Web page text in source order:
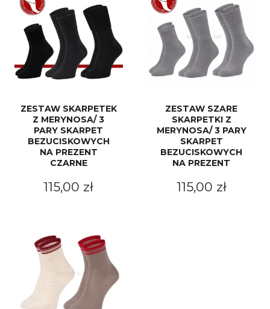
ZESTAW SKARPETEK
Z MERYNOSA/ 3
PARY SKARPET
BEZUCISKOWYCH
NA PREZENT
CZARNE
115,00 zł
ZESTAW SZARE
SKARPETKI Z
MERYNOSA/ 3 PARY
SKARPET
BEZUCISKOWYCH
NA PREZENT
115,00 zł